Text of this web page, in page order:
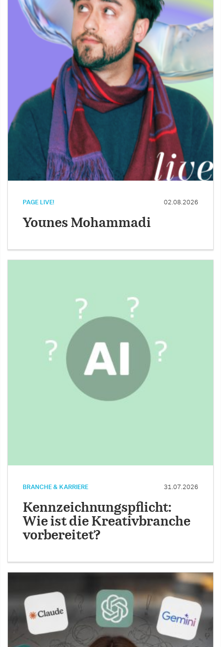
PAGE LIVE! 02.08.2026
Younes Mohammadi
BRANCHE & KARRIERE 31.07.2026
Kennzeichnungspflicht:
Wie ist die Kreativbranche
vorbereitet?